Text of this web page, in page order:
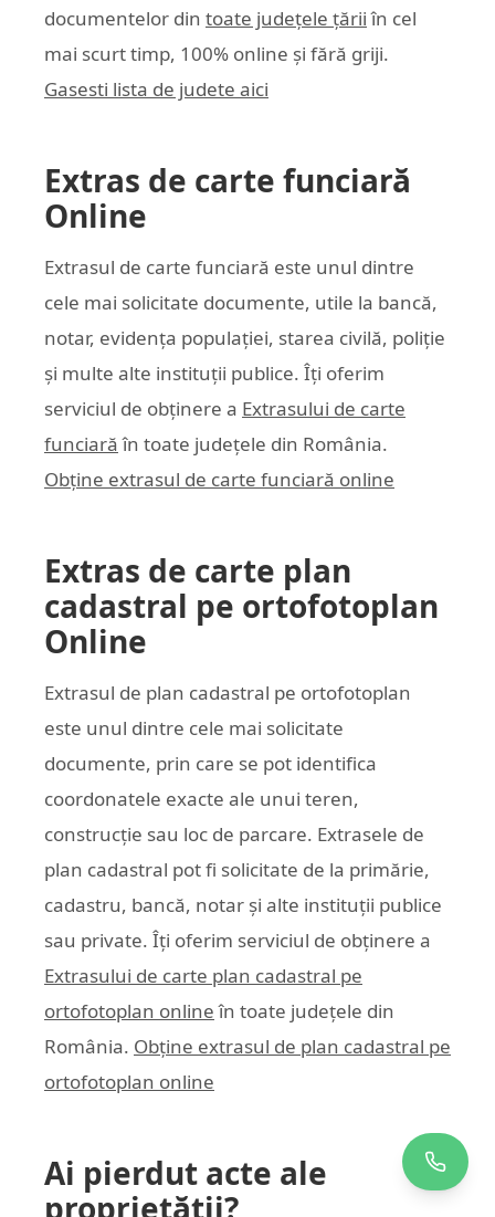
documentelor din toate județele țării în cel
mai scurt timp, 100% online și fără griji.
Gasesti lista de judete aici
Extras de carte funciară
Online
Extrasul de carte funciară este unul dintre
cele mai solicitate documente, utile la bancă,
notar, evidența populației, starea civilă, poliție
și multe alte instituții publice. Îți oferim
serviciul de obținere a Extrasului de carte
funciară în toate județele din România.
Obține extrasul de carte funciară online
Extras de carte plan
cadastral pe ortofotoplan
Online
Extrasul de plan cadastral pe ortofotoplan
este unul dintre cele mai solicitate
documente, prin care se pot identifica
coordonatele exacte ale unui teren,
construcție sau loc de parcare. Extrasele de
plan cadastral pot fi solicitate de la primărie,
cadastru, bancă, notar și alte instituții publice
sau private. Îți oferim serviciul de obținere a
Extrasului de carte plan cadastral pe
ortofotoplan online în toate județele din
România. Obține extrasul de plan cadastral pe
ortofotoplan online
Ai pierdut acte ale
proprietății?